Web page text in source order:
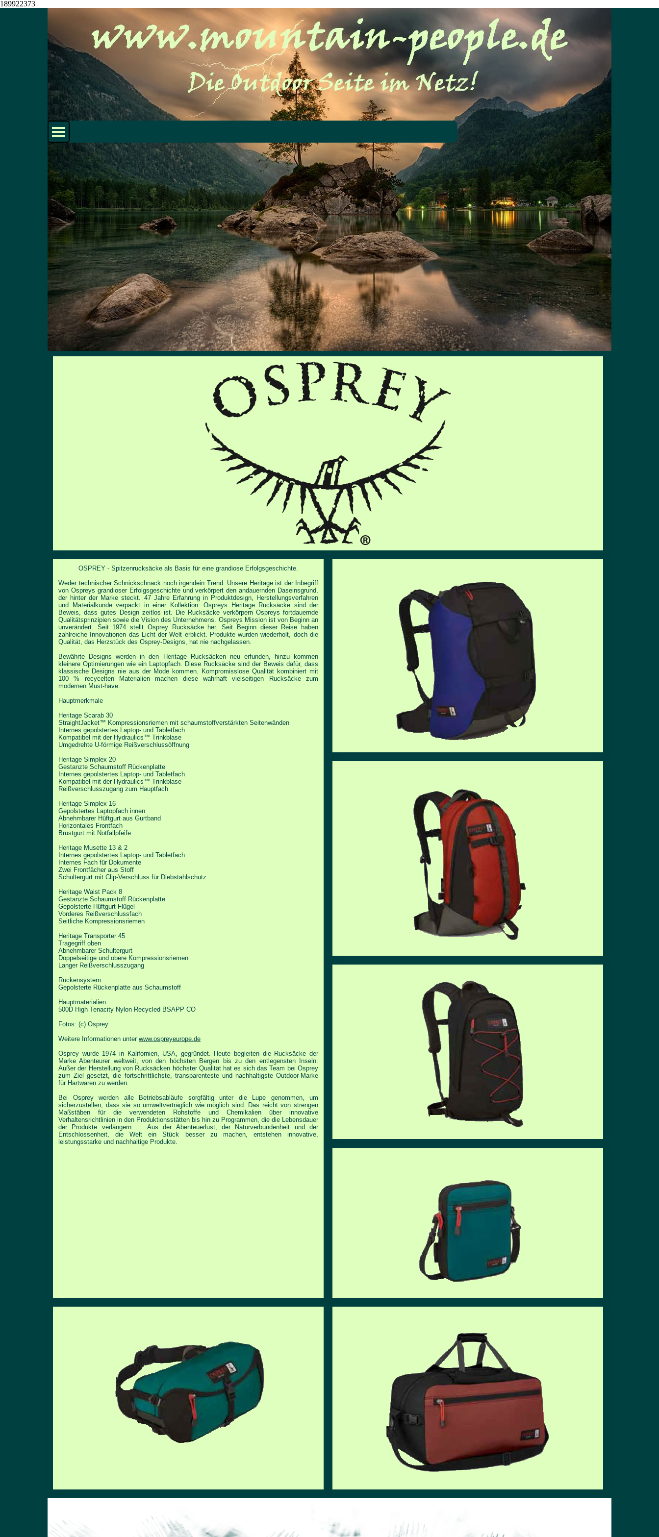
189922373
Direkt zum Seiteninhalt
OSPREY - Spitzenrucksäcke als Basis für eine grandiose Erfolgsgeschichte.
Weder technischer Schnickschnack noch irgendein Trend: Unsere Heritage ist der Inbegriff
von Ospreys grandioser Erfolgsgeschichte und verkörpert denandauernden Daseinsgrund,
der hinter der Marke steckt. 47 Jahre Erfahrung in Produktdesign, Herstellungsverfahren
und Materialkunde verpackt in einer
Kollektion: Ospreys Heritage Rucksäcke sind der
Beweis, dass gutes Design zeitlos ist. Die Rucksäcke verkörpern Ospreys fortdauernde
Qualitätsprinzipien sowie dieVision des Unternehmens. Ospreys Mission ist von Beginn an
unverändert. Seit 1974 stellt Osprey Rucksäcke her. Seit Beginn dieser Reise haben
zahlreiche Innovationen das Licht der Welt erblickt. Produkte wurden wiederholt, doch die
Qualität, das Herzstück des Osprey-Designs, hat nie nachgelassen.
Bewährte Designs werden in den Heritage Rucksäcken neu erfunden, hinzu
kommen
kleinere Optimierungen wie ein Laptopfach. Diese Rucksäcke sind der Beweis dafür, dass
klassische Designs nie aus der Mode kommen. Kompromisslose Qualität kombiniert mit
100 % recycelten Materialien machen diese wahrhaft vielseitigen Rucksäcke zum
modernen Must-have.
Hauptmerkmale
Heritage Scarab 30
StraightJacket™ Kompressionsriemen mit schaumstoffverstärkten Seitenwänden
Internes gepolstertes Laptop- und Tabletfach
Kompatibel mit der Hydraulics™ Trinkblase
Umgedrehte U-förmige Reißverschlussöffnung
Heritage Simplex 20
Gestanzte Schaumstoff Rückenplatte
Internes gepolstertes Laptop- und Tabletfach
Kompatibel mit der Hydraulics™ Trinkblase
Reißverschlusszugang zum Hauptfach
Heritage Simplex 16
Gepolstertes Laptopfach innen
Abnehmbarer Hüftgurt aus Gurtband
Horizontales Frontfach
Brustgurt mit Notfallpfeife
Heritage Musette 13 & 2
Internes gepolstertes Laptop- und Tabletfach
Internes Fach für Dokumente
Zwei Frontfächer aus Stoff
Schultergurt mit Clip-Verschluss für Diebstahlschutz
Heritage Waist Pack 8
Gestanzte Schaumstoff Rückenplatte
Gepolsterte Hüftgurt-Flügel
Vorderes Reißverschlussfach
Seitliche Kompressionsriemen
Heritage Transporter 45
Tragegriff oben
Abnehmbarer Schultergurt
Doppelseitige und obere Kompressionsriemen
Langer Reißverschlusszugang
Rückensystem
Gepolsterte Rückenplatte aus Schaumstoff
Hauptmaterialien
500D High Tenacity Nylon Recycled BSAPP CO
Fotos: (c) Osprey
Weitere Informationen unter www.ospreyeurope.de
Osprey wurde 1974 in Kalifornien, USA, gegründet. Heute begleiten die Rucksäcke der
MarkeAbenteurer weltweit, von den höchsten Bergen bis zu den entlegensten Inseln.
Außer der Herstellung von Rucksäcken höchster Qualität hat es sich das Team bei Osprey
zum Ziel gesetzt,die fortschrittlichste, transparenteste und nachhaltigste Outdoor-Marke
für Hartwaren zu werden.
Bei Osprey werden alle Betriebsabläufe sorgfältig unter die Lupe genommen, um
sicherzustellen, dass sie so umweltverträglich wie möglich sind. Das reicht von strengen
Maßstäben für die verwendeten Rohstoffe und Chemikalien über innovative
Verhaltensrichtlinien in den Produktionsstätten bis hin zu Programmen, die die Lebensdauer
der Produkte verlängern. Aus der Abenteuerlust, der Naturverbundenheit und der
Entschlossenheit, die Welt ein Stück
besser zu machen, entstehen innovative,
leistungsstarke und nachhaltige Produkte.